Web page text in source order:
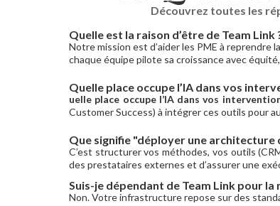
Découvrez toutes les
Quelle est la raison d’être de Team Link
Notre mission est d’aider les PME à
chaque équipe pilote sa croissance avec
Quelle place occupe l’IA dans vos
uelle place occupe l’IA dans vos
Customer Success) à intégrer ces outils pour
Que signifie "déployer une architecture
C’est structurer vos méthodes, vos outils
des prestataires externes et d’assurer une
Suis-je dépendant de Team Link pour la
Non. Votre infrastructure repose sur des